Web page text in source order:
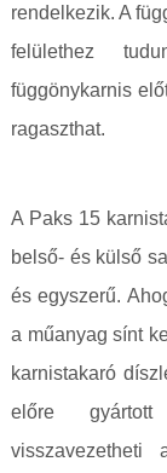
rendelkezik. A
felülethez
függönykarnis
ragaszthat.
A Paks 15
belső- és külső
és egyszerű.
a műanyag sínt
karnistakaró
előre gyártott